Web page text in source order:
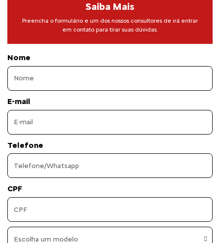
Saiba Mais
Preencha o formulário e um dos nossos consultores de irá entrar
em contato para tirar suas dúvidas.
Nome
E-mail
Telefone
CPF
Escolha um modelo